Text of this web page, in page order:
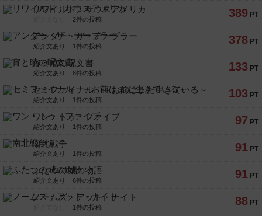
389 PT
リワイルド：サウスアメリカ
2件の投稿
378 PT
アンダー・ザ・テーブラー
紹介文あり 1件の投稿
133 PT
宵と暁の呪文書
紹介文あり 8件の投稿
103 PT
セミファイナル ～お前はまだ生きている～
紹介文あり 1件の投稿
97 PT
ワン・トゥ・ファイブ
紹介文あり 1件の投稿
91 PT
南北戦争
紹介文あり 1件の投稿
91 PT
ふたつの城の物語
紹介文あり 6件の投稿
88 PT
ノームズ・アット・ナイト
1件の投稿